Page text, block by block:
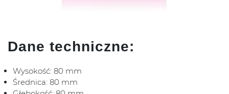
Dane techniczne:
Wysokość: 80 mm
Średnica: 80 mm